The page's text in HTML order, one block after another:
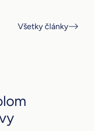
Všetky články